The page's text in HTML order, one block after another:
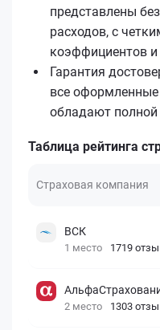
представлены
расходов, с
коэффициентов и
Гарантия
все
обладают
Таблица рейтинга
Страховая компания
ВСК
1 место 1719
2 место 1303